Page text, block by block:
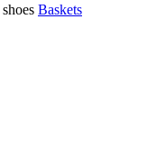
Baskets